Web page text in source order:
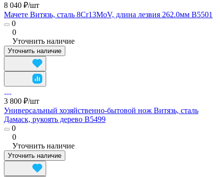
8 040 ₽/шт
Мачете Витязь, сталь 8Cr13MoV, длина лезвия 262.0мм B5501
0
0
Уточнить наличие
Уточнить наличие
3 800 ₽/шт
Универсальный хозяйственно-бытовой нож Витязь, сталь
Дамаск, рукоять дерево B5499
0
0
Уточнить наличие
Уточнить наличие